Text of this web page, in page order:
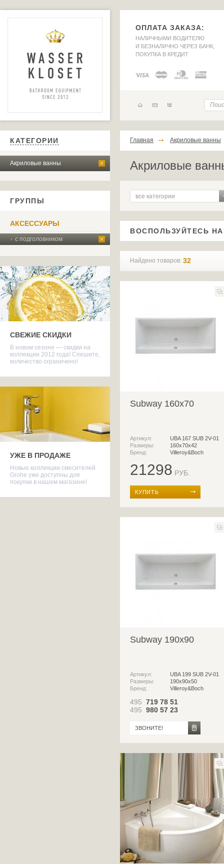
ОПЛАТА ЗАКАЗА:
НАЛИЧНЫМИ ВОДИТЕЛЮ
И БЕЗНАЛИЧНО ЧЕРЕЗ БАНК,
ПОКУПКА В КРЕДИТ
КАТЕГОРИИ
Акриловые ванны
ГРУППЫ
АКСЕССУАРЫ
с подголовником
СВЕЖИЕ СКИДКИ
В новом сезоне — скидки на
коллекции 2012 года! Спешите,
количество ограничено!
УЖЕ В ПРОДАЖЕ
Новые коллекции смесителей
Grohe уже доступны для
покупки в нашем магазине!
Главная Акриловые ванны
Акриловые
все категории
ВОСПОЛЬЗУЙТЕСЬ
Найдено товаров: 32
Subway 160x70
Артикул:
UBA 167 SUB 2V-01
Размеры:
160х70х42
Бренд:
Villeroy&Boch
21298 РУБ.
КУПИТЬ
Subway 190x90
Артикул:
UBA 199 SUB 2V-01
Размеры:
190х90х50
Бренд:
Villeroy&Boch
495 719 78 51
495 980 57 23
ЗВОНИТЕ!